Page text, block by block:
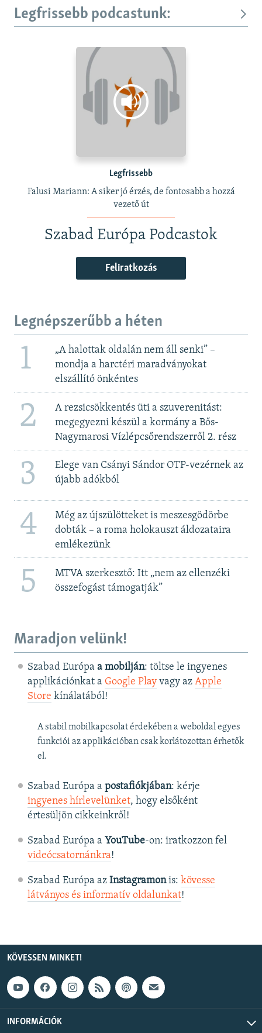
Legfrissebb podcastunk:
Legfrissebb
Falusi Mariann: A siker jó érzés, de fontosabb a hozzá
vezető út
Szabad Európa Podcastok
Feliratkozás
Legnépszerűbb a héten
1
„A halottak oldalán nem áll senki” –
mondja a harctéri maradványokat
elszállító önkéntes
2
A rezsicsökkentés üti a szuverenitást:
megegyezni készül a kormány a Bős-
Nagymarosi Vízlépcsőrendszerről 2. rész
3
Elege van Csányi Sándor OTP-vezérnek az
újabb adókból
4
Még az újszülötteket is meszesgödörbe
dobták – a roma holokauszt áldozataira
emlékezünk
5
MTVA szerkesztő: Itt „nem az ellenzéki
összefogást támogatják”
Maradjon velünk!
Szabad Európa a mobilján: töltse le ingyenes
applikációnkat a Google Playvagy az Apple
Store kínálatából!
A stabil mobilkapcsolat érdekében a weboldal egyes
funkciói az applikációban csak korlátozottan érhetők
el.
Szabad Európa a postafiókjában: kérje
ingyenes hírlevelünket, hogy elsőként
értesüljön cikkeinkről!
Szabad Európa a YouTube-on: iratkozzon fel
videócsatornánkra!
Szabad Európa az Instagramonis: kövesse
látványos és informatív oldalunkat! ​
KÖVESSEN MINKET!
INFORMÁCIÓK